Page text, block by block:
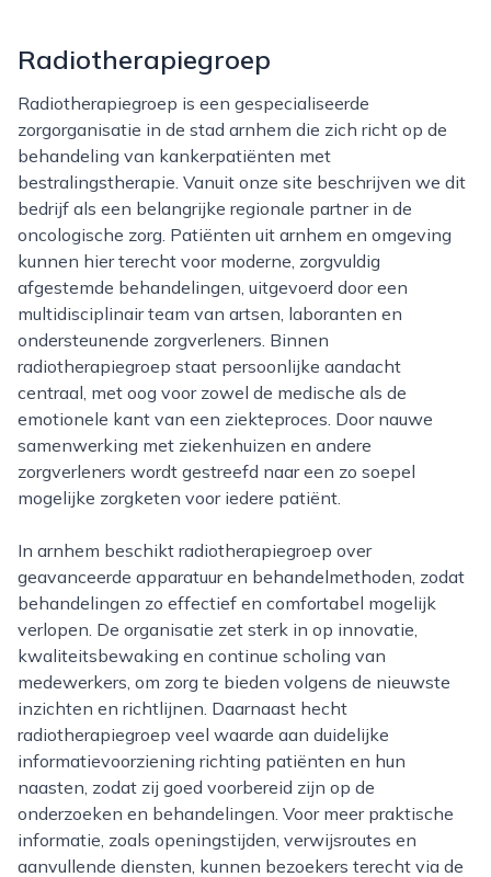
Radiotherapiegroep
Radiotherapiegroep is een gespecialiseerde
zorgorganisatie in de stad arnhem die zich richt op de
behandeling van kankerpatiënten met
bestralingstherapie. Vanuit onze site beschrijven we dit
bedrijf als een belangrijke regionale partner in de
oncologische zorg. Patiënten uit arnhem en omgeving
kunnen hier terecht voor moderne, zorgvuldig
afgestemde behandelingen, uitgevoerd door een
multidisciplinair team van artsen, laboranten en
ondersteunende zorgverleners. Binnen
radiotherapiegroep staat persoonlijke aandacht
centraal, met oog voor zowel de medische als de
emotionele kant van een ziekteproces. Door nauwe
samenwerking met ziekenhuizen en andere
zorgverleners wordt gestreefd naar een zo soepel
mogelijke zorgketen voor iedere patiënt.
In arnhem beschikt radiotherapiegroep over
geavanceerde apparatuur en behandelmethoden, zodat
behandelingen zo effectief en comfortabel mogelijk
verlopen. De organisatie zet sterk in op innovatie,
kwaliteitsbewaking en continue scholing van
medewerkers, om zorg te bieden volgens de nieuwste
inzichten en richtlijnen. Daarnaast hecht
radiotherapiegroep veel waarde aan duidelijke
informatievoorziening richting patiënten en hun
naasten, zodat zij goed voorbereid zijn op de
onderzoeken en behandelingen. Voor meer praktische
informatie, zoals openingstijden, verwijsroutes en
aanvullende diensten, kunnen bezoekers terecht via de